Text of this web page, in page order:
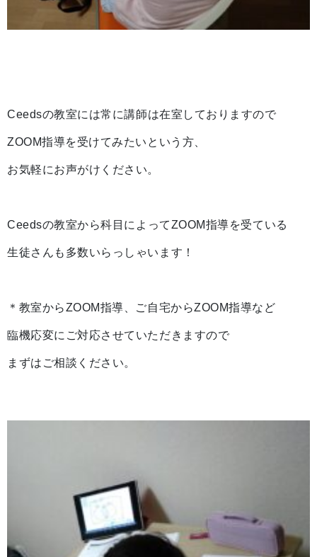
Ceedsの教室には常に講師は在室しておりますので
ZOOM指導を受けてみたいという方、
お気軽にお声がけください。
Ceedsの教室から科目によってZOOM指導を受ている
生徒さんも多数いらっしゃいます！
＊教室からZOOM指導、ご自宅からZOOM指導など
臨機応変にご対応させていただきますので
まずはご相談ください。